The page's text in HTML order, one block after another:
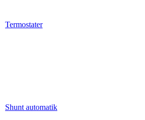
Termostater
Shunt automatik